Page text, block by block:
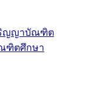
ริญญาบัณฑิต
ฑิตศึกษา